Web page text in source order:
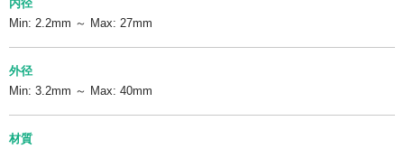
内径
Min: 2.2mm ～ Max: 27mm
外径
Min: 3.2mm ～ Max: 40mm
材質